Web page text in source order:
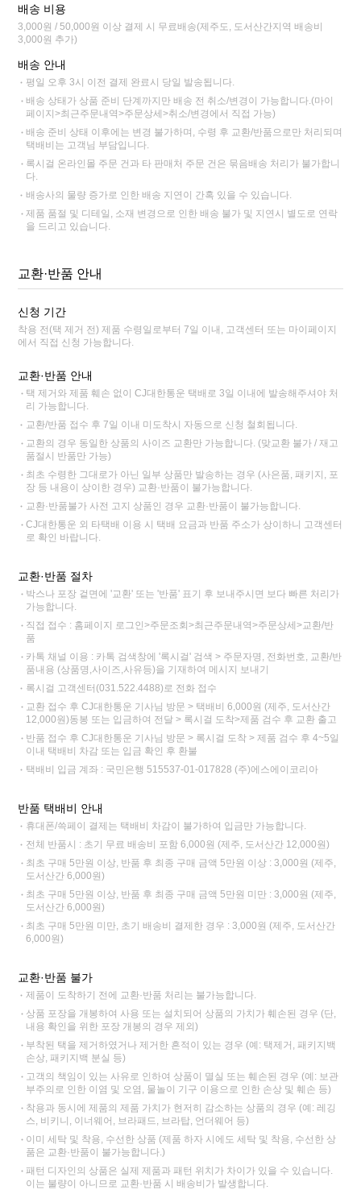
배송 비용
3,000원 / 50,000원 이상 결제 시 무료배송(제주도, 도서산간지역 배송비
3,000원 추가)
배송 안내
평일 오후 3시 이전 결제 완료시 당일 발송됩니다.
배송 상태가 상품 준비 단계까지만 배송 전 취소/변경이 가능합니다.(마이
페이지>최근주문내역>주문상세>취소/변경에서 직접 가능)
배송 준비 상태 이후에는 변경 불가하며, 수령 후 교환/반품으로만 처리되며
택배비는 고객님 부담입니다.
록시걸 온라인몰 주문 건과 타 판매처 주문 건은 묶음배송 처리가 불가합니
다.
배송사의 물량 증가로 인한 배송 지연이 간혹 있을 수 있습니다.
제품 품절 및 디테일, 소재 변경으로 인한 배송 불가 및 지연시 별도로 연락
을 드리고 있습니다.
교환·반품 안내
신청 기간
착용 전(택 제거 전) 제품 수령일로부터 7일 이내, 고객센터 또는 마이페이지
에서 직접 신청 가능합니다.
교환·반품 안내
택 제거와 제품 훼손 없이 CJ대한통운 택배로 3일 이내에 발송해주셔야 처
리 가능합니다.
교환/반품 접수 후 7일 이내 미도착시 자동으로 신청 철회됩니다.
교환의 경우 동일한 상품의 사이즈 교환만 가능합니다. (맞교환 불가 / 재고
품절시 반품만 가능)
최초 수령한 그대로가 아닌 일부 상품만 발송하는 경우 (사은품, 패키지, 포
장 등 내용이 상이한 경우) 교환·반품이 불가능합니다.
교환·반품불가 사전 고지 상품인 경우 교환·반품이 불가능합니다.
CJ대한통운 외 타택배 이용 시 택배 요금과 반품 주소가 상이하니 고객센터
로 확인 바랍니다.
교환·반품 절차
박스나 포장 겉면에 '교환' 또는 '반품' 표기 후 보내주시면 보다 빠른 처리가
가능합니다.
직접 접수 : 홈페이지 로그인>주문조회>최근주문내역>주문상세>교환/반
품
카톡 채널 이용 : 카톡 검색창에 '록시걸' 검색 > 주문자명, 전화번호, 교환/반
품내용 (상품명,사이즈,사유등)을 기재하여 메시지 보내기
록시걸 고객센터(031.522.4488)로 전화 접수
교환 접수 후 CJ대한통운 기사님 방문 > 택배비 6,000원 (제주, 도서산간
12,000원)동봉 또는 입금하여 전달 > 록시걸 도착>제품 검수 후 교환 출고
반품 접수 후 CJ대한통운 기사님 방문 > 록시걸 도착 > 제품 검수 후 4~5일
이내 택배비 차감 또는 입금 확인 후 환불
택배비 입금 계좌 : 국민은행 515537-01-017828 (주)에스에이코리아
반품 택배비 안내
휴대폰/쓱페이 결제는 택배비 차감이 불가하여 입금만 가능합니다.
전체 반품시 : 초기 무료 배송비 포함 6,000원 (제주, 도서산간 12,000원)
최초 구매 5만원 이상, 반품 후 최종 구매 금액 5만원 이상 : 3,000원 (제주,
도서산간 6,000원)
최초 구매 5만원 이상, 반품 후 최종 구매 금액 5만원 미만 : 3,000원 (제주,
도서산간 6,000원)
최초 구매 5만원 미만, 초기 배송비 결제한 경우 : 3,000원 (제주, 도서산간
6,000원)
교환·반품 불가
제품이 도착하기 전에 교환·반품 처리는 불가능합니다.
상품 포장을 개봉하여 사용 또는 설치되어 상품의 가치가 훼손된 경우 (단,
내용 확인을 위한 포장 개봉의 경우 제외)
부착된 택을 제거하였거나 제거한 흔적이 있는 경우 (예: 택제거, 패키지백
손상, 패키지백 분실 등)
고객의 책임이 있는 사유로 인하여 상품이 멸실 또는 훼손된 경우 (예: 보관
부주의로 인한 이염 및 오염, 물놀이 기구 이용으로 인한 손상 및 훼손 등)
착용과 동시에 제품의 제품 가치가 현저히 감소하는 상품의 경우 (예: 레깅
스, 비키니, 이너웨어, 브라패드, 브라탑, 언더웨어 등)
이미 세탁 및 착용, 수선한 상품 (제품 하자 시에도 세탁 및 착용, 수선한 상
품은 교환·반품이 불가능합니다.)
패턴 디자인의 상품은 실제 제품과 패턴 위치가 차이가 있을 수 있습니다.
이는 불량이 아니므로 교환·반품 시 배송비가 발생합니다.